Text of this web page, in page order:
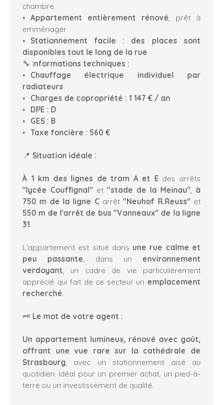
chambre
Appartement entièrement rénové , prêt à
emménager
Stationnement facile : des places sont
disponibles tout le long de la rue
🔧 Informations techniques :
Chauffage électrique individuel par
radiateurs
Charges de copropriété : 1 147 € / an
DPE : D
GES : B
Taxe foncière : 560 €
📍 Situation idéale :
À 1 km des lignes de tram A et E des arrêts
"lycée Couffignal" et "stade de la Meinau" à
750 m de la ligne Carrêt"Neuhof R.Reuss" et
550 m de l'arrêt de bus "Vanneaux" de la ligne
31.
L'appartement est situé dans une rue calme et
peu passante , dans un environnement
verdoyant , un cadre de vie particulièrement
apprécié qui fait de ce secteur un emplacement
recherché.
🗝️ Le mot de votre agent :
Un appartement lumineux, rénové avec goût,
offrant une vue rare sur la cathédrale de
Strasbourg , avec un stationnement aisé au
quotidien. Idéal pour un premier achat, un pied-à-
terre ou un investissement de qualité.